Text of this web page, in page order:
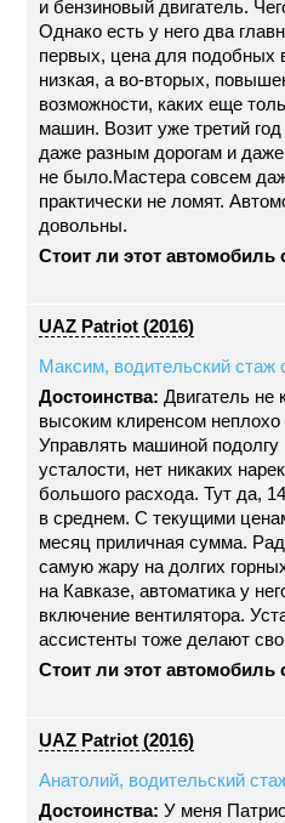
и бензиновый двигатель.
Однако есть у него два
первых, цена для подобных
низкая, а во-вторых,
возможности, каких еще
машин. Возит уже третий
даже разным дорогам и даже
не было.Мастера совсем
практически не ломят.
довольны.
Стоит ли этот автомобиль
UAZ Patriot (2016)
Максим, водительский стаж
Достоинства: Двигатель не
высоким клиренсом неплохо
Управлять машиной подолгу
усталости, нет никаких
большого расхода. Тут да,
в среднем. С текущими
месяц приличная сумма.
самую жару на долгих
на Кавказе, автоматика у
включение вентилятора.
ассистенты тоже делают
Стоит ли этот автомобиль
UAZ Patriot (2016)
Анатолий, водительский
Достоинства: У меня